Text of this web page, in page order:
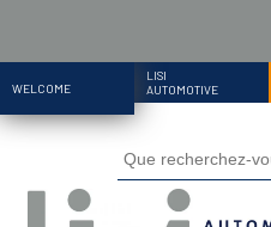
WELCOME
LISI
AUTOMOTIVE